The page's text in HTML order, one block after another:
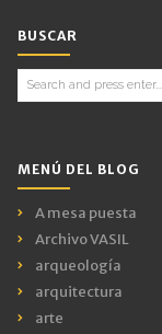
BUSCAR
Search
for:
MENÚ DEL BLOG
A mesa puesta
Archivo VASIL
arqueología
arquitectura
arte